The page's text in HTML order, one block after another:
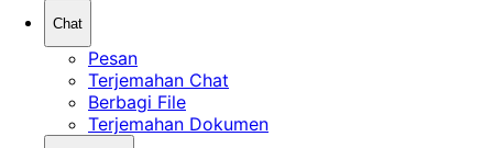
Chat
Pesan
Terjemahan Chat
Berbagi File
Terjemahan Dokumen